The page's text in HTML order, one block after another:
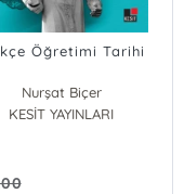
Öğretimi Tarihi
Nurşat Biçer
KESİT YAYINLARI